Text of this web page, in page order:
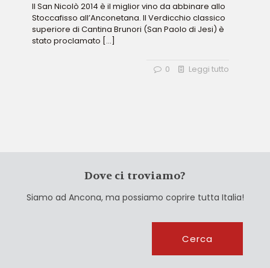
Il San Nicolò 2014 è il miglior vino da abbinare allo
Stoccafisso all’Anconetana. Il Verdicchio classico
superiore di Cantina Brunori (San Paolo di Jesi) è
stato proclamato […]
0 Leggi tutto
Dove ci troviamo?
Siamo ad Ancona, ma possiamo coprire tutta Italia!
Cerca